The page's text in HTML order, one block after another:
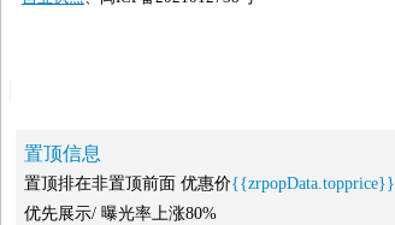
置顶信息
置顶排在非置顶前面 优惠价{{zrpopData.topprice}}
优先展示/ 曝光率上涨80%